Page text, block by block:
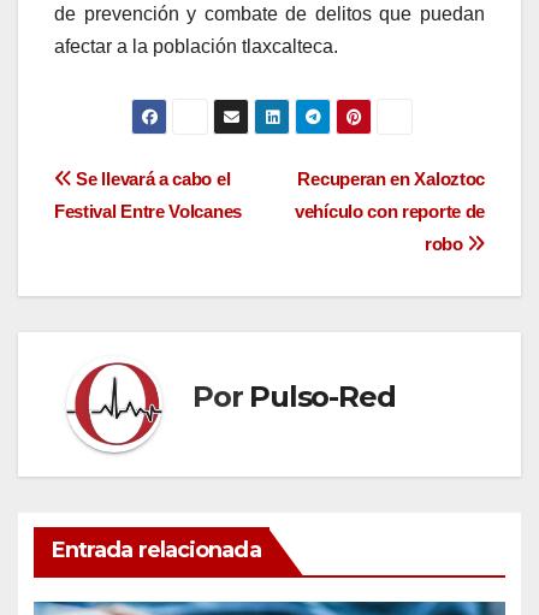
de prevención y combate de delitos que puedan
afectar a la población tlaxcalteca.
Navegación
entradas
Recuperan en Xaloztoc
vehículo con reporte de
robo
Se llevará a cabo el
Festival Entre Volcanes
Por Pulso-Red
Entrada relacionada